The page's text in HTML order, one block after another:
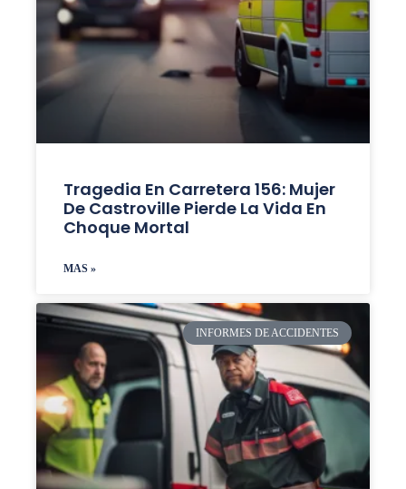
Tragedia En Carretera 156: Mujer
De Castroville Pierde La Vida En
Choque Mortal
MAS »
INFORMES DE ACCIDENTES